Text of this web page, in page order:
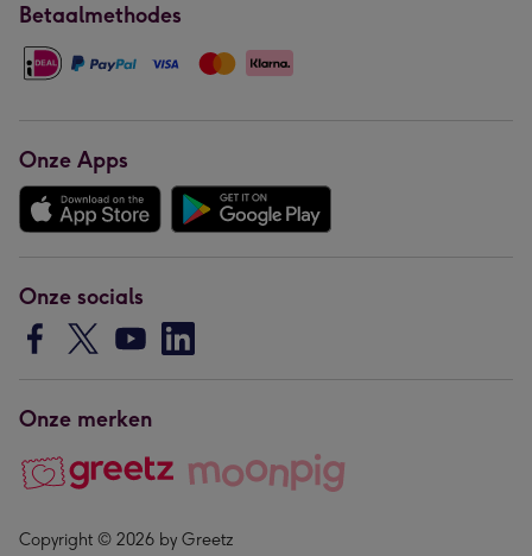
Betaalmethodes
Onze Apps
Onze socials
Onze merken
Copyright © 2026 by Greetz